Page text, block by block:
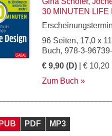
30 MINUTEN LIFE
96 Seiten, 17,0 x
Buch, 978-3-
€ 9,90 (D) | € 10,20
Zum Buch
PDF
MP3